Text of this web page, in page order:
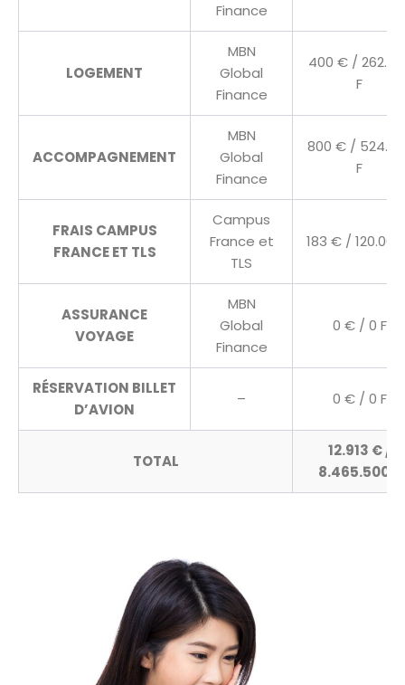
Finance
LOGEMENT
MBN
Global
Finance
400 € /
F
ACCOMPAGNEMENT
MBN
Global
Finance
800 € /
F
FRAIS CAMPUS
FRANCE ET TLS
Campus
France et
TLS
183 € / 120.000
ASSURANCE
VOYAGE
MBN
Global
Finance
0 € / 0 F
RÉSERVATION BILLET
D’AVION
– 0 € / 0 F
TOTAL
12.913 € /
8.465.500 F